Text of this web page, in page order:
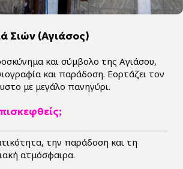
Σιών (Αγιάσος)
και σύμβολο της Αγιάσου,
και παράδοση. Εορτάζει τον
με μεγάλο πανηγύρι.
την παράδοση και τη
ατμόσφαιρα.